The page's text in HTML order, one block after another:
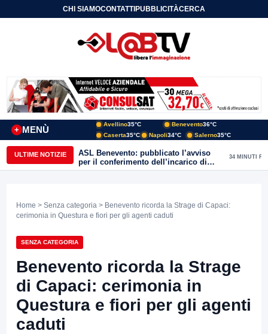
CHI SIAMOCONTATTIPUBBLICITÀCERCA
MENÙ
+
Avellino35°C Benevento36°C
Caserta35°C Napoli34°C Salerno35°C
ULTIME NOTIZIE
ASL Benevento: pubblicato l’avviso
per il conferimento dell’incarico di
Direttore della Unità Operativa
34 MINUTI FA
Home > Senza categoria > Benevento ricorda la Strage di Capaci:
cerimonia in Questura e fiori per gli agenti caduti
SENZA CATEGORIA
Benevento ricorda la Strage
di Capaci: cerimonia in
Questura e fiori per gli agenti
caduti